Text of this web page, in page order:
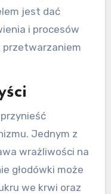
jest dać
i procesów
przetwarzaniem
Jednym z
wrażliwości na
głodówki może
we krwi oraz